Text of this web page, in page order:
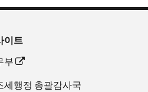
이트
부
세행정 총괄감사국